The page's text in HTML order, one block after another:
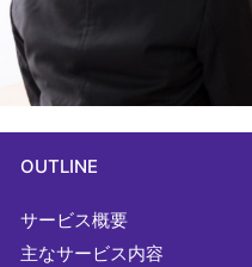
OUTLINE
サービス概要
主なサービス内容